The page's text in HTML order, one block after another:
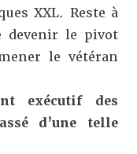
XXL. Reste à
devenir le pivot
le vétéran
exécutif des
d’une telle